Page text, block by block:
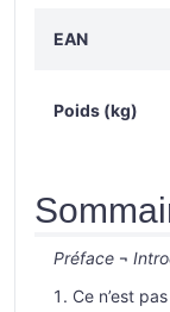
EAN
Poids (kg)
Préface ¬
Ce n’est